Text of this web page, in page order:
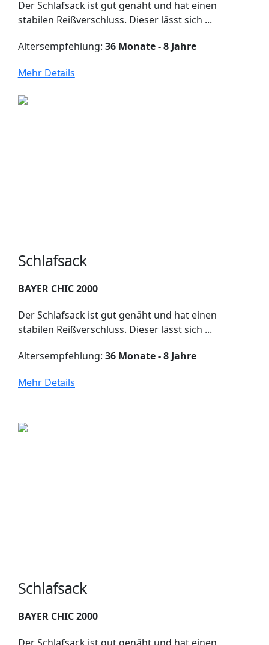
Der Schlafsack ist gut genäht und hat einen
stabilen Reißverschluss. Dieser lässt sich ...
Altersempfehlung: 36 Monate - 8 Jahre
Mehr Details
Schlafsack
BAYER CHIC 2000
Der Schlafsack ist gut genäht und hat einen
stabilen Reißverschluss. Dieser lässt sich ...
Altersempfehlung: 36 Monate - 8 Jahre
Mehr Details
Schlafsack
BAYER CHIC 2000